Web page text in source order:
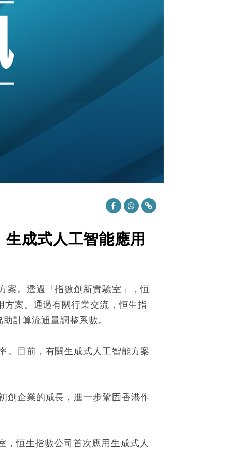
成式人工智能應用
案。透過「指數創新實驗室」，恒
案。通過有關行業交流，恒生指
計算流通量調整系數。
。目前，有關生成式人工智能方案
創企業的成長，進一步鞏固香港作
恒生指數公司首次應用生成式人